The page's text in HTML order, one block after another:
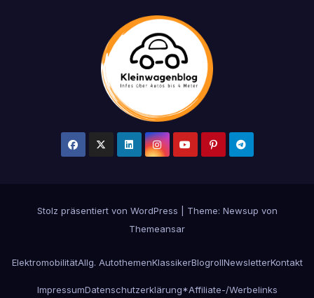
Stolz präsentiert von WordPress
Theme: Newsup von
Themeansar
ElektromobilitätAllg. AutothemenKlassikerBlogrollNewsletterKontakt
ImpressumDatenschutzerklärung*Affiliate-/Werbelinks